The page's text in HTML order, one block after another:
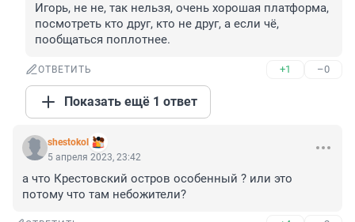
Игoрь, не не, так нельзя, очень хорошая платформа,
посмотреть кто друг, кто не друг, а если чё,
пообщаться поплотнее.
ОТВЕТИТЬ +1 –0
Показать ещё 1 ответ
shestokol
5 апреля 2023, 23:42
а что Крестовский остров особенный ? или это
потому что там небожители?